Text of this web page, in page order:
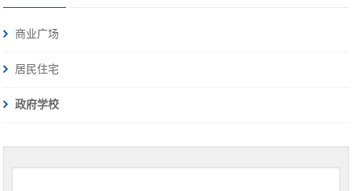
商业广场
居民住宅
政府学校